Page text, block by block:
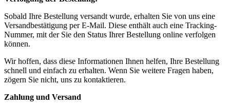
Sobald Ihre Bestellung versandt wurde, erhalten Sie von uns eine
Versandbestätigung per E-Mail. Diese enthält auch eine Tracking-
Nummer, mit der Sie den Status Ihrer Bestellung online verfolgen
können.
Wir hoffen, dass diese Informationen Ihnen helfen, Ihre Bestellung
schnell und einfach zu erhalten. Wenn Sie weitere Fragen haben,
zögern Sie nicht, uns zu kontaktieren.
Zahlung und Versand